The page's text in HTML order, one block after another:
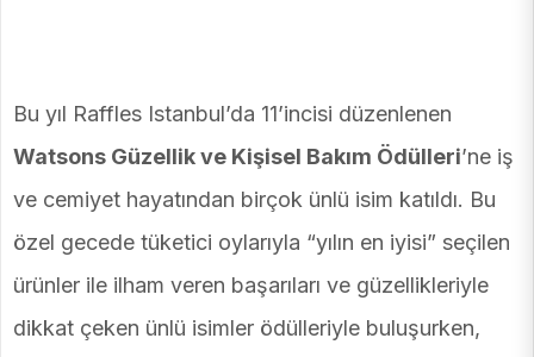
Bu yıl Raffles Istanbul’da 11’incisi düzenlenen
Watsons Güzellik ve Kişisel Bakım Ödülleri’ne iş
ve cemiyet hayatından birçok ünlü isim katıldı. Bu
özel gecede tüketici oylarıyla “yılın en iyisi” seçilen
ürünler ile ilham veren başarıları ve güzellikleriyle
dikkat çeken ünlü isimler ödülleriyle buluşurken,